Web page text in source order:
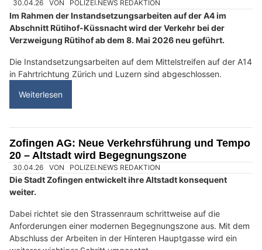
30.04.26 VON POLIZEI.NEWS REDAKTION
Im Rahmen der Instandsetzungsarbeiten auf der A4 im
Abschnitt Rütihof-Küssnacht wird der Verkehr bei der
Verzweigung Rütihof ab dem 8. Mai 2026 neu geführt.
Die Instandsetzungsarbeiten auf dem Mittelstreifen auf der A14
in Fahrtrichtung Zürich und Luzern sind abgeschlossen.
Weiterlesen
Zofingen AG: Neue Verkehrsführung und Tempo
20 – Altstadt wird Begegnungszone
30.04.26 VON POLIZEI.NEWS REDAKTION
Die Stadt Zofingen entwickelt ihre Altstadt konsequent
weiter.
Dabei richtet sie den Strassenraum schrittweise auf die
Anforderungen einer modernen Begegnungszone aus. Mit dem
Abschluss der Arbeiten in der Hinteren Hauptgasse wird ein